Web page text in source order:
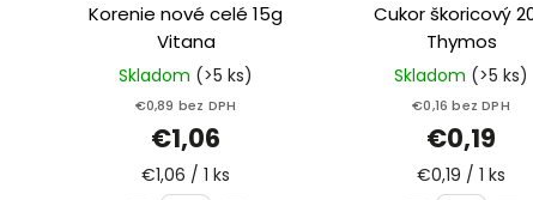
Korenie nové celé 15g
Vitana
Skladom (>5 ks)
€0,89 bez DPH
€1,06
€1,06 / 1 ks
Cukor škoricový
Thymos
Skladom (>5 ks)
€0,16 bez DPH
€0,19
€0,19 / 1 ks